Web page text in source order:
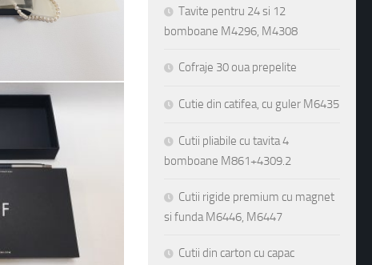
Tavite pentru 24 si 12
bomboane M4296, M4308
Cofraje 30 oua prepelite
Cutie din catifea, cu guler M6435
Cutii pliabile cu tavita 4
bomboane M861+4309.2
Cutii rigide premium cu magnet
si funda M6446, M6447
Cutii din carton cu capac